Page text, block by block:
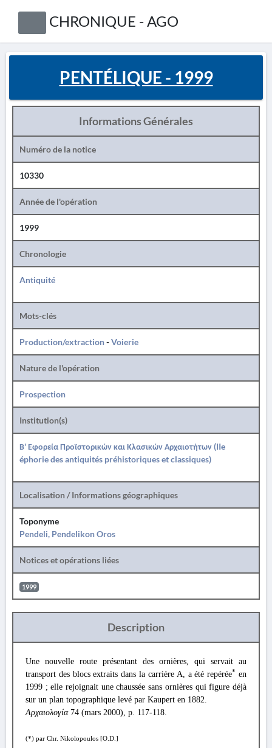
CHRONIQUE - AGO
PENTÉLIQUE - 1999
Informations Générales
Numéro de la notice
10330
Année de l'opération
1999
Chronologie
Antiquité
Mots-clés
Production/extraction-Voierie
Nature de l'opération
Prospection
Institution(s)
Β' Εφορεία Προϊστορικών και Κλασικών Αρχαιοτήτων (IIe
éphorie des antiquités préhistoriques et classiques)
Localisation / Informations géographiques
Toponyme
Pendeli, Pendelikon Oros
Notices et opérations liées
1999
Description
Une nouvelle route présentant des ornières, qui servait au
transport des blocs extraits dans la carrière A, a été repérée* en
1999 ; elle rejoignait une chaussée sans ornières qui figure déjà
sur un plan topographique levé par Kaupert en 1882.
Αρχαιολογία74 (mars 2000), p. 117-118.
(*) par Chr. Nikolopoulos [O.D.]